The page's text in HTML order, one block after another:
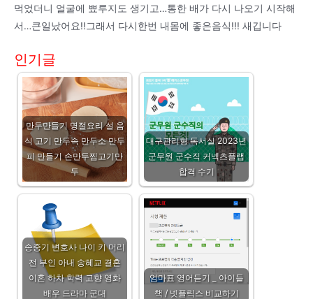
먹었더니 얼굴에 뾰루지도 생기고…통한 배가 다시 나오기 시작해
서…큰일났어요!!그래서 다시한번 내몸에 좋은음식!!! 새깁니다
인기글
만두만들기 명절요리 설 음
식 고기 만두속 만두소 만두
피 만들기 손만두찜고기만
두
대구관리형 독서실 2023년
군무원 군수직 커넥츠플랩
합격 수기
송중기 변호사 나이 키 머리
전 부인 아내 송혜교 결혼
이혼 하차 학력 고향 영화
배우 드라마 군대
엄마표 영어듣기 _ 아이들
책 / 넷플릭스 비교하기